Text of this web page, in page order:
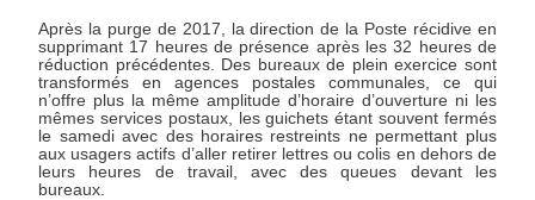
Après la purge de 2017, la direction de la Poste récidive en
supprimant 17 heures de présence après les 32 heures de
réduction précédentes. Des bureaux de plein exercice sont
transformés en agences postales communales, ce qui
n’offre plus la même amplitude d’horaire d’ouverture ni les
mêmes services postaux, les guichets étant souvent fermés
le samedi avec des horaires restreints ne permettant plus
aux usagers actifs d’aller retirer lettres ou colis en dehors de
leurs heures de travail, avec des queues devant les
bureaux.